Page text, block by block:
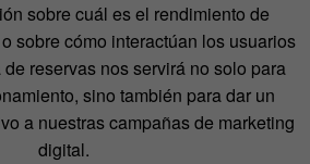
sobre cuál es el rendimiento de
sobre cómo interactúan los usuarios
reservas nos servirá no solo para
sino también para dar un
a nuestras campañas de marketing
digital.